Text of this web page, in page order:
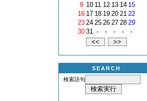
9 10 11 12 13 14 15
16 17 18 19 20 21 22
23 24 25 26 27 28 29
30 31 - - - - -
SEARCH
検索語句